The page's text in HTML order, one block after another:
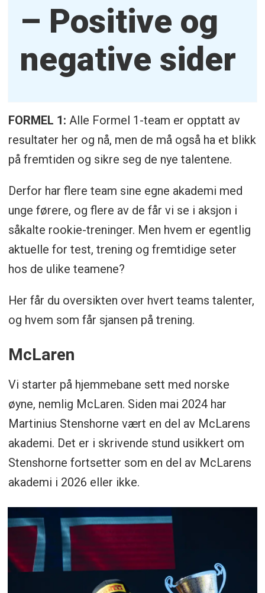
– Positive og
negative sider
FORMEL 1: Alle Formel 1-team er opptatt av
resultater her og nå, men de må også ha et blikk
på fremtiden og sikre seg de nye talentene.
Derfor har flere team sine egne akademi med
unge førere, og flere av de får vi se i aksjon i
såkalte rookie-treninger. Men hvem er egentlig
aktuelle for test, trening og fremtidige seter
hos de ulike teamene?
Her får du oversikten over hvert teams talenter,
og hvem som får sjansen på trening.
McLaren
Vi starter på hjemmebane sett med norske
øyne, nemlig McLaren. Siden mai 2024 har
Martinius Stenshorne vært en del av McLarens
akademi. Det er i skrivende stund usikkert om
Stenshorne fortsetter som en del av McLarens
akademi i 2026 eller ikke.